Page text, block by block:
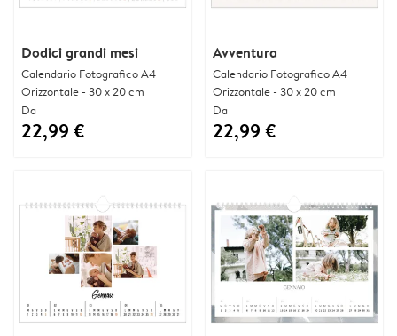
Dodici grandi mesi
Calendario Fotografico A4
Orizzontale - 30 x 20 cm
Da
22,99 €
Avventura
Calendario Fotografico A4
Orizzontale - 30 x 20 cm
Da
22,99 €